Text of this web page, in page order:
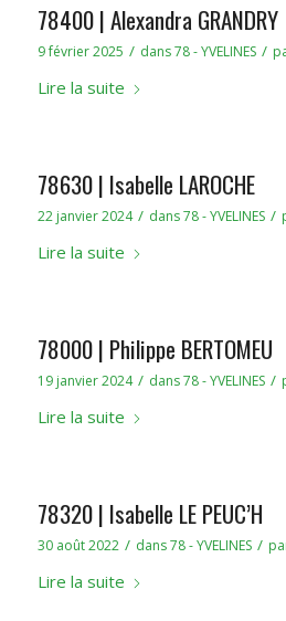
78400 | Alexandra GRANDRY
9 février 2025 / dans78 - YVELINES /
Lire la suite
78630 | Isabelle LAROCHE
22 janvier 2024 / dans78 - YVELINES /
Lire la suite
78000 | Philippe BERTOMEU
19 janvier 2024 / dans78 - YVELINES /
Lire la suite
78320 | Isabelle LE PEUC’H
30 août 2022 / dans78 - YVELINES /
Lire la suite